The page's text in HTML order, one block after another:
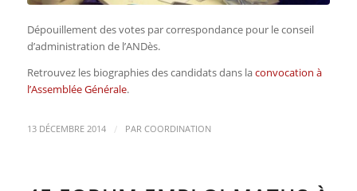
Dépouillement des votes par correspondance pour le conseil
d’administration de l’ANDès.
Retrouvez les biographies des candidats dans laconvocation à
l’Assemblée Générale.
13 DÉCEMBRE 2014 / PAR COORDINATION